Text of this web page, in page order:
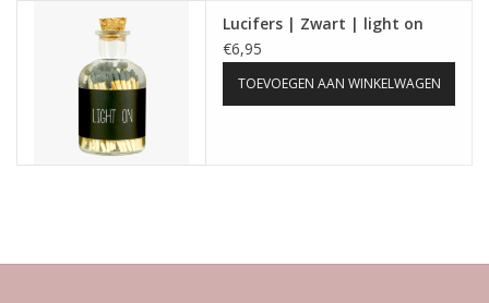
Lucifers | Zwart | light on
€6,95
TOEVOEGEN AAN WINKELWAGEN